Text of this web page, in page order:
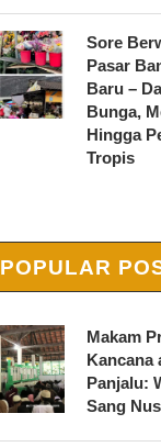
Sore
Pasar
Baru –
Bunga,
Hingga
Tropis
POPULAR
Makam
Kancana
Panjalu:
Sang